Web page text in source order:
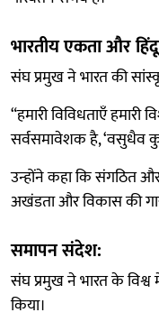
भारतीय एकता और
संघ प्रमुख ने भारत की
“हमारी विविधताएँ हमारी
सर्वसमावेशक है, ‘वसुधैव
उन्होंने कहा कि संगठित
अखंडता और विकास की
समापन संदेश:
संघ प्रमुख ने भारत के विश्व
किया।